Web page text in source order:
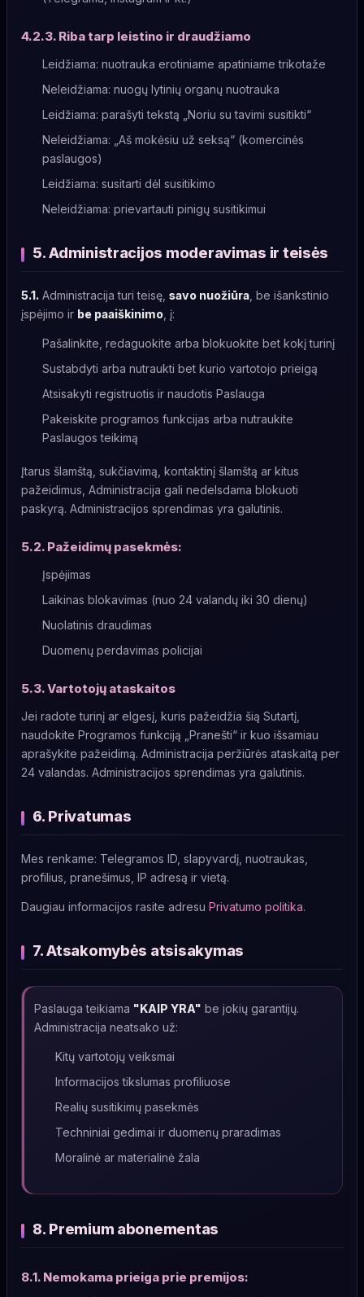
4.2.3. Riba tarp leistino ir draudžiamo
Leidžiama: nuotrauka erotiniame apatiniame trikotaže
Neleidžiama: nuogų lytinių organų nuotrauka
Leidžiama: parašyti tekstą „Noriu su tavimi susitikti“
Neleidžiama: „Aš mokėsiu už seksą“ (komercinės
paslaugos)
Leidžiama: susitarti dėl susitikimo
Neleidžiama: prievartauti pinigų susitikimui
5. Administracijos moderavimas ir teisės
5.1. Administracija turi teisę, savo nuožiūra , be išankstinio
įspėjimo ir be paaiškinimo , į:
Pašalinkite, redaguokite arba blokuokite bet kokį turinį
Sustabdyti arba nutraukti bet kurio vartotojo prieigą
Atsisakyti registruotis ir naudotis Paslauga
Pakeiskite programos funkcijas arba nutraukite
Paslaugos teikimą
Įtarus šlamštą, sukčiavimą, kontaktinį šlamštą ar kitus
pažeidimus, Administracija gali nedelsdama blokuoti
paskyrą. Administracijos sprendimas yra galutinis.
5.2. Pažeidimų pasekmės:
Įspėjimas
Laikinas blokavimas (nuo 24 valandų iki 30 dienų)
Nuolatinis draudimas
Duomenų perdavimas policijai
5.3. Vartotojų ataskaitos
Jei radote turinį ar elgesį, kuris pažeidžia šią Sutartį,
naudokite Programos funkciją „Pranešti“ ir kuo išsamiau
aprašykite pažeidimą. Administracija peržiūrės ataskaitą per
24 valandas. Administracijos sprendimas yra galutinis.
6. Privatumas
Mes renkame: Telegramos ID, slapyvardį, nuotraukas,
profilius, pranešimus, IP adresą ir vietą.
Daugiau informacijos rasite adresu Privatumo politika.
7. Atsakomybės atsisakymas
Paslauga teikiama "KAIP YRA" be jokių garantijų.
Administracija neatsako už:
Kitų vartotojų veiksmai
Informacijos tikslumas profiliuose
Realių susitikimų pasekmės
Techniniai gedimai ir duomenų praradimas
Moralinė ar materialinė žala
8. Premium abonementas
8.1. Nemokama prieiga prie premijos: